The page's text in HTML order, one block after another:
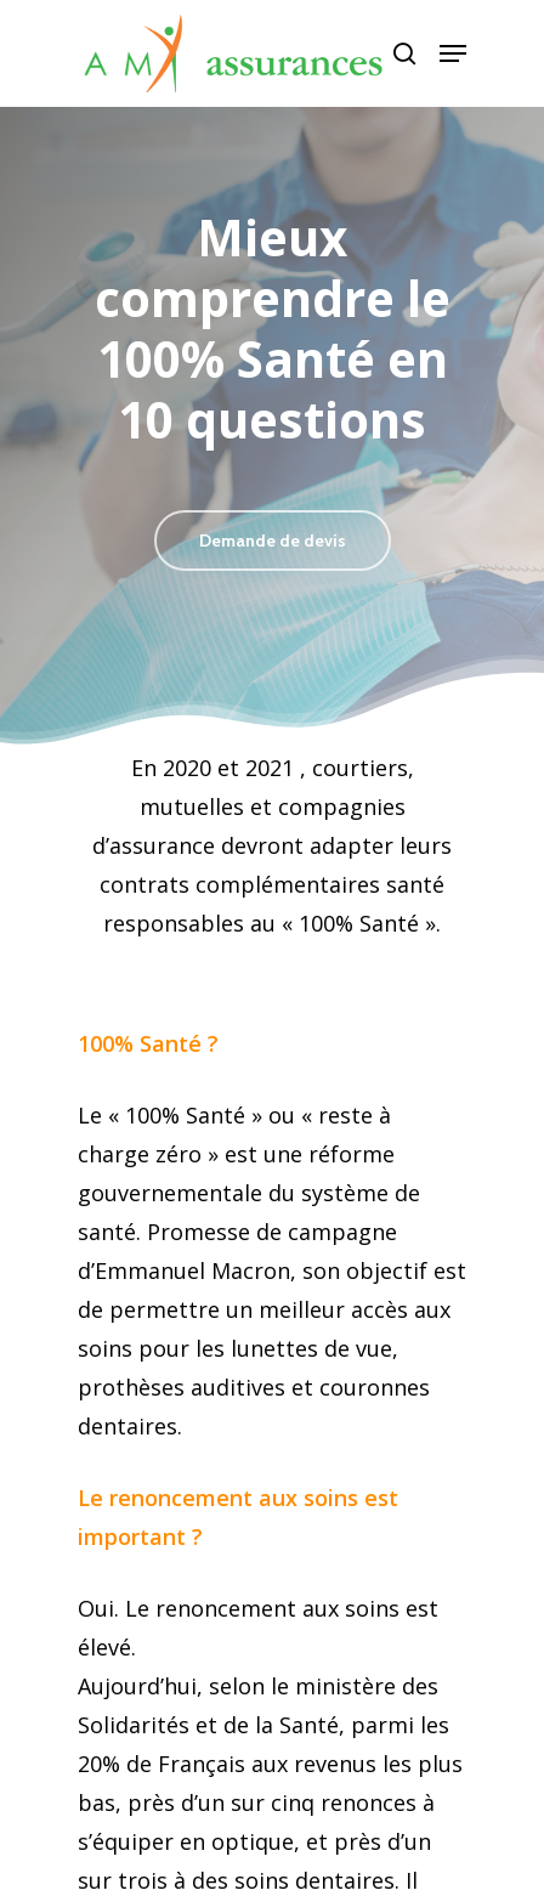
Appuyez sur Entrée pour rechercher
ou sur ESC pour fermer
Mieux
comprendre le
100% Santé en
10 questions
Demande de devis
En 2020 et 2021 , courtiers,
mutuelles et compagnies
d’assurance devront adapter leurs
contrats complémentaires santé
responsables au « 100% Santé ».
100% Santé ?
Le « 100% Santé » ou « reste à
charge zéro » est une réforme
gouvernementale du système de
santé. Promesse de campagne
d’Emmanuel Macron, son objectif est
de permettre un meilleur accès aux
soins pour les lunettes de vue,
prothèses auditives et couronnes
dentaires.
Le renoncement aux soins est
important ?
Oui. Le renoncement aux soins est
élevé.
Aujourd’hui, selon le ministère des
Solidarités et de la Santé, parmi les
20% de Français aux revenus les plus
bas, près d’un sur cinq renonces à
s’équiper en optique, et près d’un
sur trois à des soins dentaires. Il